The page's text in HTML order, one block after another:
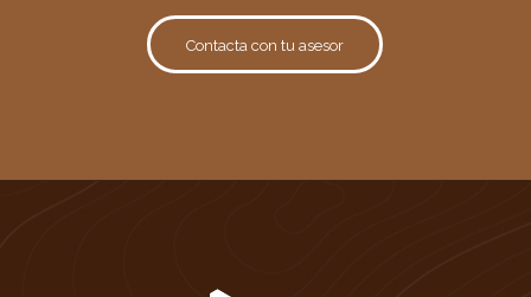
Contacta con tu asesor